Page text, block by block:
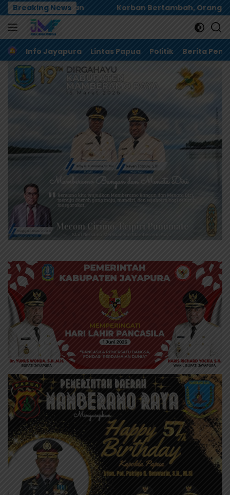
Langsung
ke
konten
Breaking News
Korban Bertambah, Orang Tua Murid Desak MBG di
Home
Info Jayapura Lintas Papua Politik Berita